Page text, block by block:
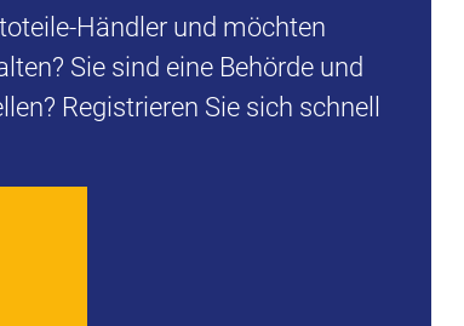
Händler und möchten
Sie sind eine Behörde und
Registrieren Sie sich schnell